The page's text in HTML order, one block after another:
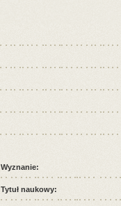
Wyznanie:
Tytuł naukowy: